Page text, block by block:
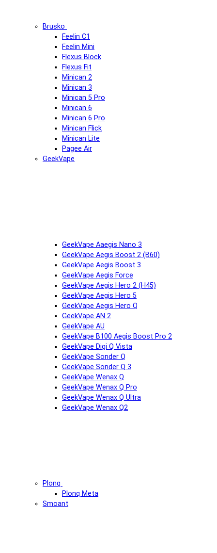
Brusko
Feelin C1
Feelin Mini
Flexus Block
Flexus Fit
Minican 2
Minican 3
Minican 5 Pro
Minican 6
Minican 6 Pro
Minican Flick
Minican Lite
Pagee Air
GeekVape
GeekVape Aaegis Nano 3
GeekVape Aegis Boost 2 (B60)
GeekVape Aegis Boost 3
GeekVape Aegis Force
GeekVape Aegis Hero 2 (H45)
GeekVape Aegis Hero 5
GeekVape Aegis Hero Q
GeekVape AN 2
GeekVape AU
GeekVape B100 Aegis Boost Pro 2
GeekVape Digi Q Vista
GeekVape Sonder Q
GeekVape Sonder Q 3
GeekVape Wenax Q
GeekVape Wenax Q Pro
GeekVape Wenax Q Ultra
GeekVape Wenax Q2
Plonq
Plonq Meta
Smoant